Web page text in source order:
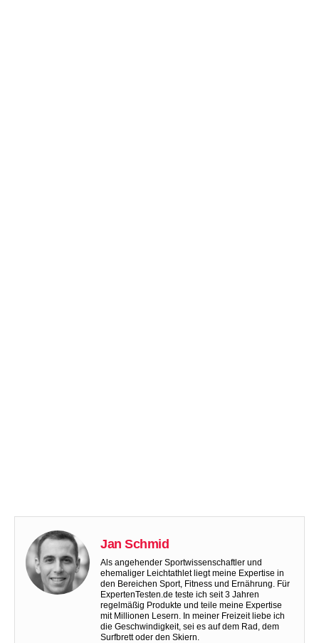
Jan Schmid
Als angehender Sportwissenschaftler und
ehemaliger Leichtathlet liegt meine Expertise in
den Bereichen Sport, Fitness und Ernährung. Für
ExpertenTesten.de teste ich seit 3 Jahren
regelmäßig Produkte und teile meine Expertise
mit Millionen Lesern. In meiner Freizeit liebe ich
die Geschwindigkeit, sei es auf dem Rad, dem
Surfbrett oder den Skiern.